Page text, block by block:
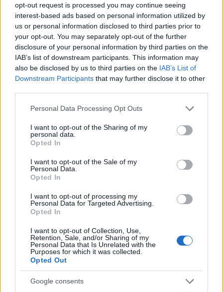
opt-out request is processed you may continue seeing
interest-based ads based on personal information utilized by
us or personal information disclosed to third parties prior to
your opt-out. You may separately opt-out of the further
disclosure of your personal information by third parties on the
IAB’s list of downstream participants. This information may
also be disclosed by us to third parties on the IAB’s List of
Downstream Participants that may further disclose it to other
Please note that this website/app uses one or more Google
not limited to your visit or usage behaviour. You may click to
grant or deny consent to Google and its third-party tags to
use your data for below specified purposes in below Google
consent section.
Personal Data Processing Opt Outs
I want to opt-out of the Sharing of my
personal data.
Opted In
I want to opt-out of the Sale of my
Personal Data.
Opted In
I want to opt-out of processing my
Personal Data for Targeted Advertising.
Opted In
I want to opt-out of Collection, Use,
Retention, Sale, and/or Sharing of my
Personal Data that Is Unrelated with the
Purposes for which it was collected.
Opted Out
Google consents
ΟΠΕΚΑ: Επίδομα 1.000 ευρώ –
Μέχρι πότε οι αιτήσεις
18/07/2026 - 20:22
Επίδομα Μετεγκατάστασης:
ανοίγουν οι αιτήσεις
18/07/2026 - 19:08
παιδιού; Τα σενάρια για τα ποσά
Η νέα προθεσμία
16/07/2026 - 20:46
Επίδομα θέρμανσης 2025 2026: